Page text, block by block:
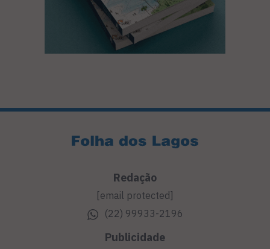
Redação
[email protected]
(22) 99933-2196
Publicidade